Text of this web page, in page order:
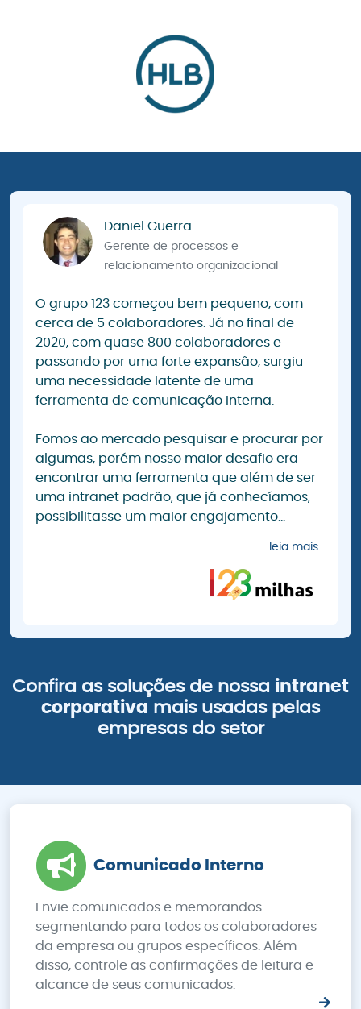
Daniel Guerra
Gerente de processos e
relacionamento organizacional
O grupo 123 começou bem pequeno, com
cerca de 5 colaboradores. Já no final de
2020, com quase 800 colaboradores e
passando por uma forte expansão, surgiu
uma necessidade latente de uma
ferramenta de comunicação interna.
Fomos ao mercado pesquisar e procurar por
algumas, porém nosso maior desafio era
encontrar uma ferramenta que além de ser
uma intranet padrão, que já conhecíamos,
possibilitasse um maior engajamento...
leia mais...
Confira as soluções de nossa intranet
corporativa mais usadas pelas
empresas do setor
Comunicado Interno
Envie comunicados e memorandos
segmentando para todos os colaboradores
da empresa ou grupos específicos. Além
disso, controle as confirmações de leitura e
alcance de seus comunicados.